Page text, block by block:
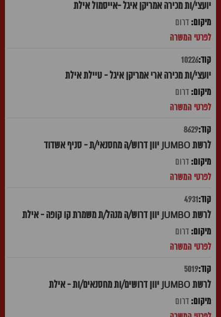
יועצי/ות מכירה אמריקן איגל -אייסמול אילת
דרום
10226
יועצי/ות מכירה ארי אמריקן איגל - טיילת אילת
דרום
8629
לרשת JUMBO יוון דרוש/ה מחסנאי/ת - סניף אשדוד
דרום
4931
לרשת JUMBO יוון דרוש/ה מנהל/ת משמרת קו קופה - אילת
דרום
5019
לרשת JUMBO יוון דרושים/ות מחסנאים/ות - אילת
דרום